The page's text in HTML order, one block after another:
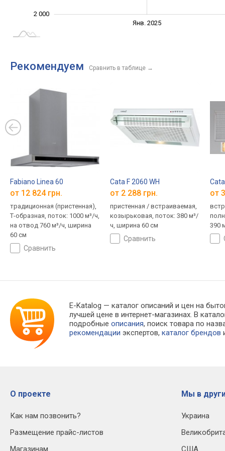
2 000
Янв. 2025
Рекомендуем Сравнить в таблице →
Fabiano Linea 60
от 12 824 грн.
традиционная (пристенная),
Т-образная, поток: 1000 м³/ч,
на отвод 760 м³/ч, ширина
60 см
сравнить
Cata F 2060 WH
от 2 288 грн.
пристенная / встраиваемая,
козырьковая, поток: 380 м³/
ч, ширина 60 см
сравнить
от
390
E-Katalog — каталог описаний и цен на
лучшей цене в интернет-магазинах. В
подробныеописания, поиск товара по
рекомендации экспертов,каталог брендов
О проекте
Как нам позвонить?
Размещение прайс-листов
Мы в
Украина